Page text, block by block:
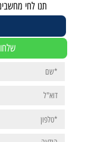
צריכים
תנו לחי